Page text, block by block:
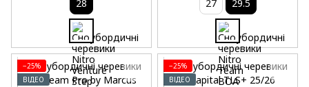
28 27 29.5
−25%
ВІДЕО
−25%
ВІДЕО